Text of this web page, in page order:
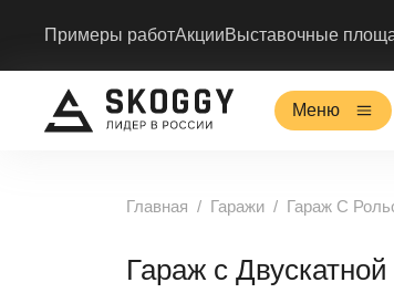
Примеры работАкцииВыставочные
Меню
Главная Гаражи Гараж С
Гараж с